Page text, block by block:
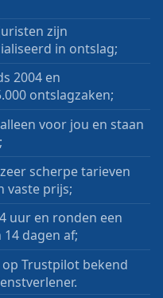
zijn
in ontslag;
2004 en
ontslagzaken;
voor jou en staan
scherpe tarieven
vaste prijs;
uur en ronden een
dagen af;
op Trustpilot bekend